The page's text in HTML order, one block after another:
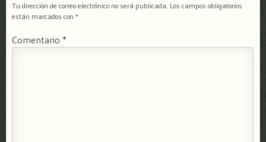
Tu dirección de correo electrónico no será publicada. Los campos obligatorios
están marcados con *
Comentario *